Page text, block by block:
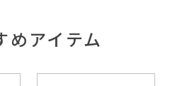
めアイテム